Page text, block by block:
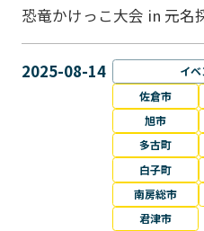
恐竜かけっこ大会 in 元名
2025-08-14 イベ
佐倉市
旭市
多古町
白子町
南房総市
君津市